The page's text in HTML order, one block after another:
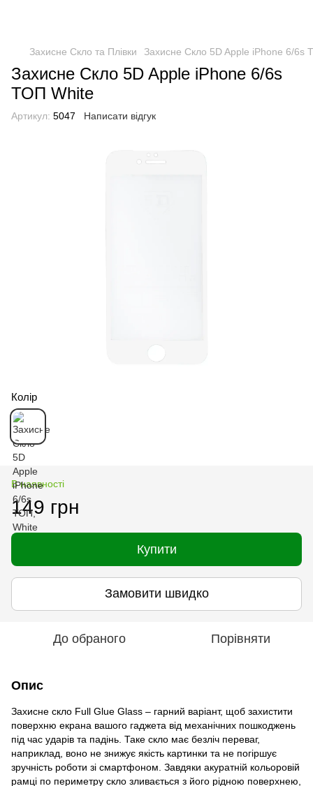
Захисне Скло та Плівки Захисне Скло 5D Apple iPhone 6/6s
Захисне Скло 5D Apple iPhone 6/6s
ТОП White
Артикул: 5047 Написати відгук
Колір
В наявності
149 грн
Купити
Замовити швидко
До обраного Порівняти
Опис
Захисне скло Full Glue Glass – гарний варіант, щоб захистити
поверхню екрана вашого гаджета від механічних пошкоджень
під час ударів та падінь. Таке скло має безліч переваг,
наприклад, воно не знижує якість картинки та не погіршує
зручність роботи зі смартфоном. Завдяки акуратній кольоровій
рамці по периметру скло зливається з його рідною поверхнею,